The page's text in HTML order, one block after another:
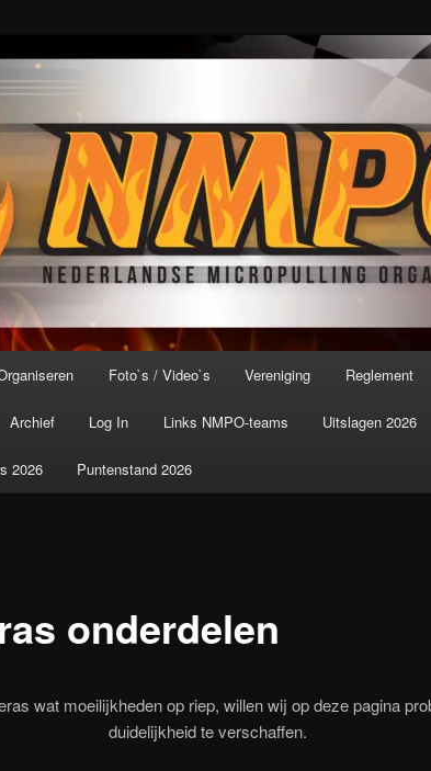
Organisatie
wereld!
Foto`s / Video`s Vereniging Reglement
Archief Log In Links NMPO-teams Uitslagen 2026
2026 Puntenstand 2026
onderdelen
wat moeilijkheden op riep, willen wij op deze pagina
duidelijkheid te verschaffen.